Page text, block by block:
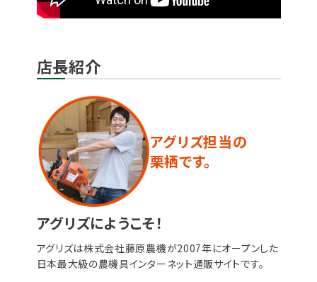
店長紹介
アグリズ担当の
栗栖です。
アグリズにようこそ！
アグリズは株式会社藤原農機が2007年にオープンした
日本最大級の農機具インターネット通販サイトです。